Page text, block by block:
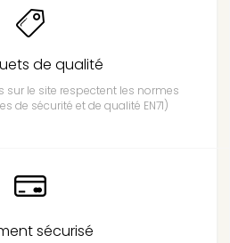
de qualité
sur le site respectent les normes
de sécurité et de qualité EN71)
sécurisé